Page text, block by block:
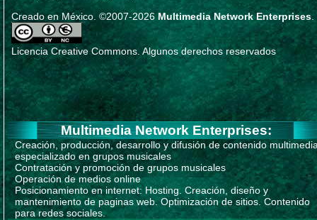
Creado en México. ©2007-2026Multimedia Network Enterprises
Licencia Creative Commons. Algunos derechos reservados
Multimedia Network Enterprises:
Creación, producción, desarrollo y difusión de contenido
especializado en grupos musicales
Contratación y promoción de grupos musicales
Operación de medios online
Posicionamiento en internet: Hosting. Creación, diseño y
mantenimiento de paginas web. Optimización de sitios. Contenido
para redes sociales.